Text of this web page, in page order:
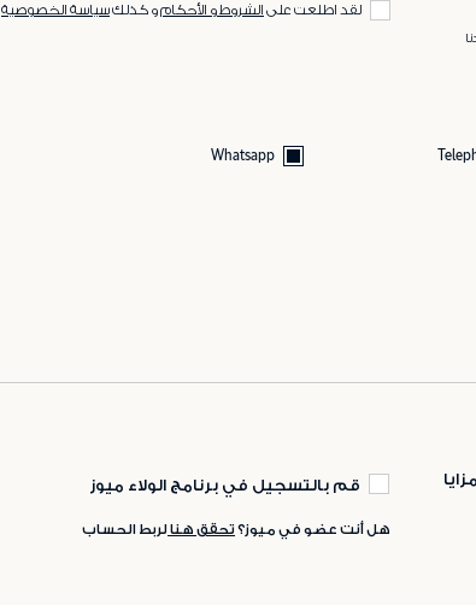
لقد اطلعت على الشروط و الأحكامو كذلكسياسة الخصوصية
Whatsapp
قم بالتسجيل في برنامج الولاء ميوز
هل أنت عضو في ميوز؟ تحقق هنا لربط الحساب